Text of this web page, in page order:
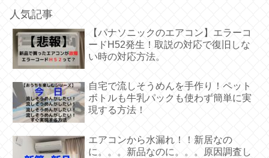
人気記事
【パナソニックのエアコン】エラーコ
ードH52発生！取説の対応で復旧しな
い時の対応方法。
自宅で流しそうめんを手作り！ペット
ボトルも牛乳パックも使わず簡単に実
現する方法！
エアコンから水漏れ！！新居なの
に。。。新品なのに。。。原因調査し